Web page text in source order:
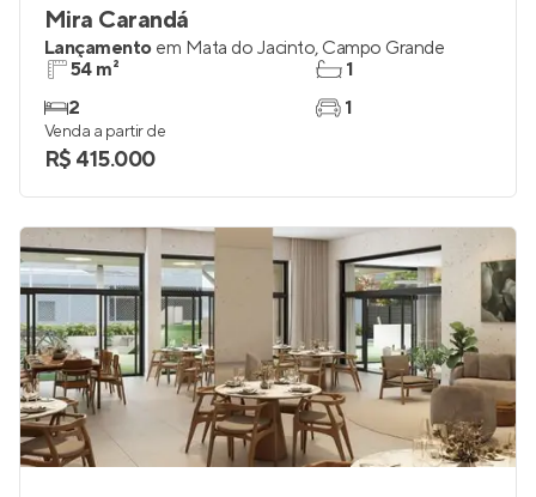
Mira Carandá
Lançamento em Mata do Jacinto, Campo Grande
54 m²
2
1
1
Venda a partir de
R$ 415.000